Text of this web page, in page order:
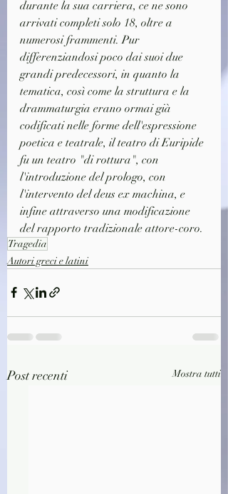
durante la sua carriera, ce ne sono
arrivati completi solo 18, oltre a
numerosi frammenti. Pur
differenziandosi poco dai suoi due
grandi predecessori, in quanto la
tematica, così come la struttura e la
drammaturgia erano ormai già
codificati nelle forme dell'espressione
poetica e teatrale, il teatro di Euripide
fu un teatro "di rottura", con
l'introduzione del prologo, con
l'intervento del deus ex machina, e
infine attraverso una modificazione
del rapporto tradizionale attore-coro.
Tragedia
Autori greci e latini
Post recenti Mostra tutti